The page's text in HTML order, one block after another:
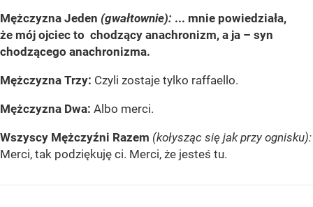
Mężczyzna Jeden (gwałtownie): ... mnie powiedziała,
że mój ojciec to chodzący anachronizm, a ja – syn
chodzącego anachronizma.
Mężczyzna Trzy: Czyli zostaje tylko raffaello.
Mężczyzna Dwa: Albo merci.
Wszyscy Mężczyźni Razem (kołysząc się jak przy ognisku):
Merci, tak podziękuję ci. Merci, że jesteś tu.